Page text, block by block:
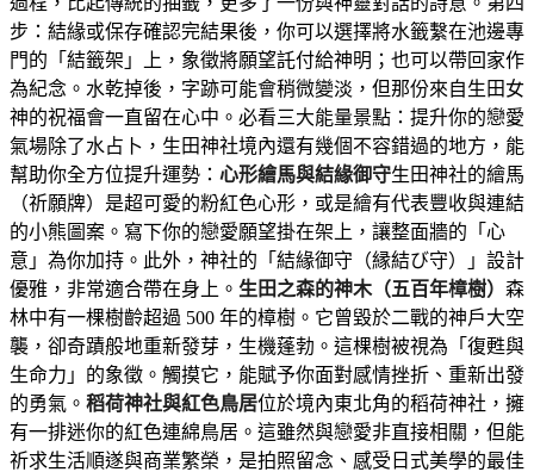
步：結緣或保存確認完結果後，你可以選擇將水籤繫在池邊專
門的「結籤架」上，象徵將願望託付給神明；也可以帶回家作
為紀念。水乾掉後，字跡可能會稍微變淡，但那份來自生田女
神的祝福會一直留在心中。必看三大能量景點：提升你的戀愛
氣場除了水占卜，生田神社境內還有幾個不容錯過的地方，能
幫助你全方位提升運勢： 心形繪馬與結緣御守生田神社的繪馬
（祈願牌）是超可愛的粉紅色心形，或是繪有代表豐收與連結
的小熊圖案。寫下你的戀愛願望掛在架上，讓整面牆的「心
意」為你加持。此外，神社的「結緣御守（縁結び守）」設計
優雅，非常適合帶在身上。 生田之森的神木（五百年樟樹） 森
林中有一棵樹齡超過 500 年的樟樹。它曾毀於二戰的神戶大空
襲，卻奇蹟般地重新發芽，生機蓬勃。這棵樹被視為「復甦與
生命力」的象徵。觸摸它，能賦予你面對感情挫折、重新出發
的勇氣。 稻荷神社與紅色鳥居位於境內東北角的稻荷神社，擁
有一排迷你的紅色連綿鳥居。這雖然與戀愛非直接相關，但能
祈求生活順遂與商業繁榮，是拍照留念、感受日式美學的最佳